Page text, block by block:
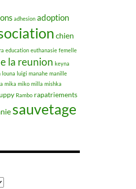
adhesion adoption
chien
education euthanasie femelle
la reunion keyna
louna luigi manahe manille
mika miko milla mishka
Rambo rapatriements
sauvetage